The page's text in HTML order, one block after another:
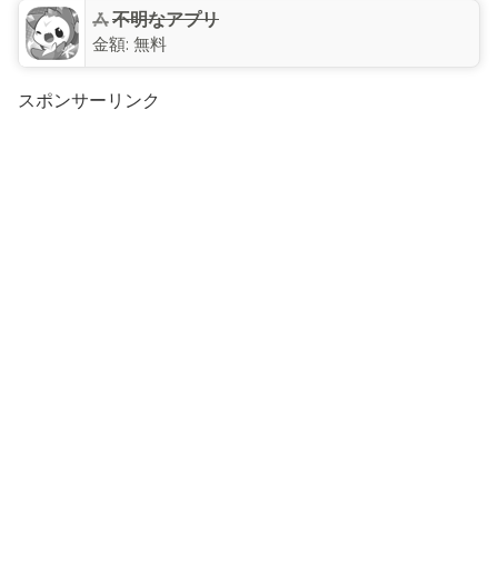
不明なアプリ
金額: 無料
スポンサーリンク